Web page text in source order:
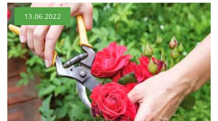
13.06.2022